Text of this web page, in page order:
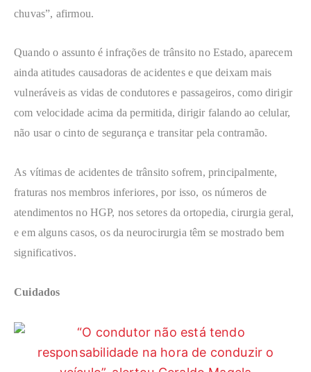
chuvas”, afirmou.
Quando o assunto é infrações de trânsito no Estado, aparecem
ainda atitudes causadoras de acidentes e que deixam mais
vulneráveis as vidas de condutores e passageiros, como dirigir
com velocidade acima da permitida, dirigir falando ao celular,
não usar o cinto de segurança e transitar pela contramão.
As vítimas de acidentes de trânsito sofrem, principalmente,
fraturas nos membros inferiores, por isso, os números de
atendimentos no HGP, nos setores da ortopedia, cirurgia geral,
e em alguns casos, os da neurocirurgia têm se mostrado bem
significativos.
Cuidados